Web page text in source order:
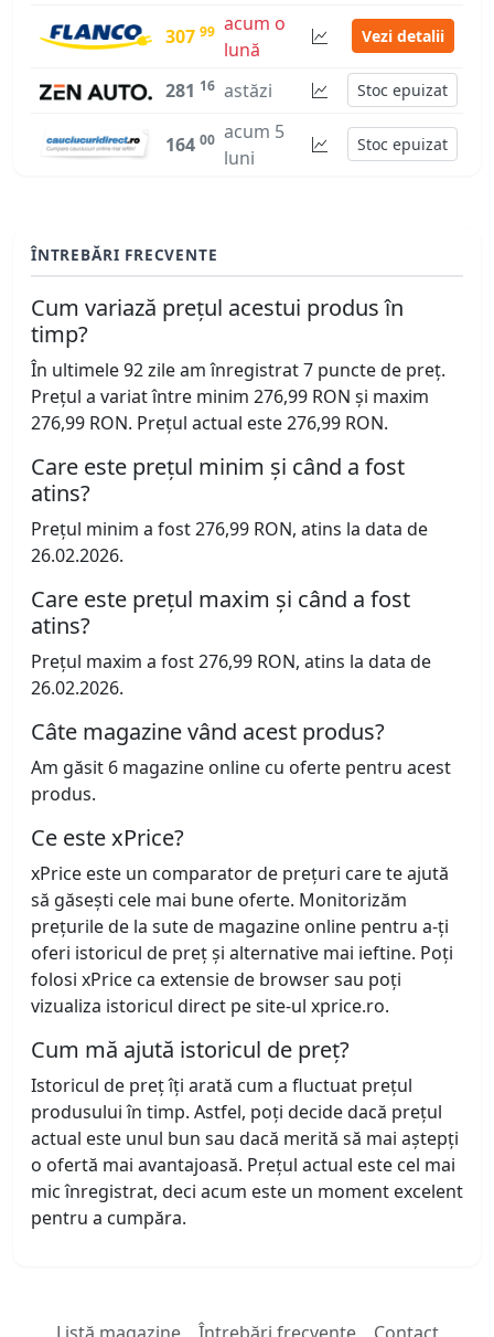
307 99 acum o
lună
Vezi detalii
281 16 astăzi Stoc epuizat
164 00 acum 5
luni
Stoc epuizat
ÎNTREBĂRI FRECVENTE
Cum variază prețul acestui produs în
timp?
În ultimele 92 zile am înregistrat 7 puncte de preț.
Prețul a variat între minim 276,99 RON și maxim
276,99 RON. Prețul actual este 276,99 RON.
Care este prețul minim și când a fost
atins?
Prețul minim a fost 276,99 RON, atins la data de
26.02.2026.
Care este prețul maxim și când a fost
atins?
Prețul maxim a fost 276,99 RON, atins la data de
26.02.2026.
Câte magazine vând acest produs?
Am găsit 6 magazine online cu oferte pentru acest
produs.
Ce este xPrice?
xPrice este un comparator de prețuri care te ajută
să găsești cele mai bune oferte. Monitorizăm
prețurile de la sute de magazine online pentru a-ți
oferi istoricul de preț și alternative mai ieftine. Poți
folosi xPrice ca extensie de browser sau poți
vizualiza istoricul direct pe site-ul xprice.ro.
Cum mă ajută istoricul de preț?
Istoricul de preț îți arată cum a fluctuat prețul
produsului în timp. Astfel, poți decide dacă prețul
actual este unul bun sau dacă merită să mai aștepți
o ofertă mai avantajoasă. Prețul actual este cel mai
mic înregistrat, deci acum este un moment excelent
pentru a cumpăra.